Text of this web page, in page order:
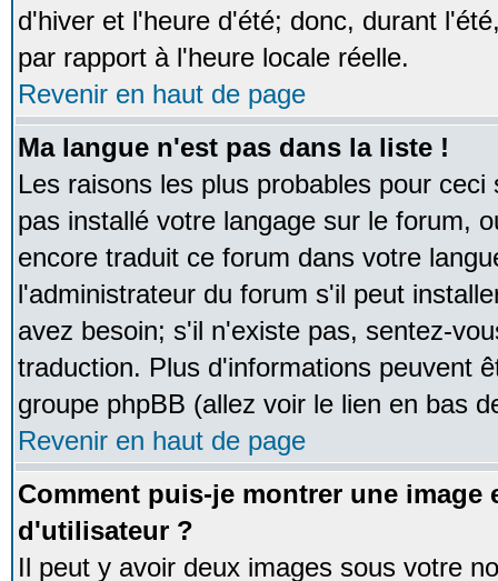
d'hiver et l'heure d'été; donc, durant
par rapport à l'heure locale réelle.
Revenir en haut de page
Ma langue n'est pas dans la liste !
Les raisons les plus probables pour
pas installé votre langage sur le forum,
encore traduit ce forum dans votre
l'administrateur du forum s'il peut
avez besoin; s'il n'existe pas, sentez-
traduction. Plus d'informations peuvent
groupe phpBB (allez voir le lien en bas
Revenir en haut de page
Comment puis-je montrer une image
d'utilisateur ?
Il peut y avoir deux images sous votre